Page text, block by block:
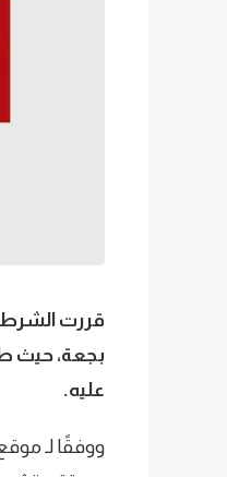
بجعة، حيث
عليه.
ووفقًا لـ